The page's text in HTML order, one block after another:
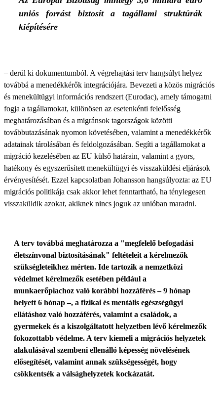
uniós forrást biztosít a tagállami struktúrák
kiépítésére
– derül ki dokumentumból. A végrehajtási terv hangsúlyt helyez
továbbá a menedékkérők integrációjára. Bevezeti a közös migrációs
és menekültügyi információs rendszert (Eurodac), amely támogatni
fogja a tagállamokat, különösen az esetenkénti felelősség
meghatározásában és a migránsok tagországok közötti
továbbutazásának nyomon követésében, valamint a menedékkérők
adatainak tárolásában és feldolgozásában. Segíti a tagállamokat a
migráció kezelésében az EU külső határain, valamint a gyors,
hatékony és egyszerűsített menekültügyi és visszaküldési eljárások
érvényesítését. Ezzel kapcsolatban Johansson hangsúlyozta: az EU
migrációs politikája csak akkor lehet fenntartható, ha ténylegesen
visszaküldik azokat, akiknek nincs joguk az unióban maradni.
A terv továbbá meghatározza a "megfelelő befogadási
életszínvonal biztosításának" feltételeit a kérelmezők
szükségleteikhez mérten. Ide tartozik a nemzetközi
védelmet kérelmezők esetében például a
munkaerőpiachoz való korábbi hozzáférés – 9 hónap
helyett 6 hónap –, a fizikai és mentális egészségügyi
ellátáshoz való hozzáférés, valamint a családok, a
gyermekek és a kiszolgáltatott helyzetben lévő kérelmezők
fokozottabb védelme. A terv kiemeli a migrációs helyzetek
alakulásával szembeni ellenálló képesség növelésének
elősegítését, valamint annak szükségességét, hogy
csökkentsék a válsághelyzetek kockázatát.